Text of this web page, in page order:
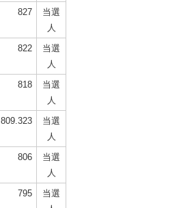
827
当選
人
822
当選
人
818
当選
人
809.323
当選
人
806
当選
人
795
当選